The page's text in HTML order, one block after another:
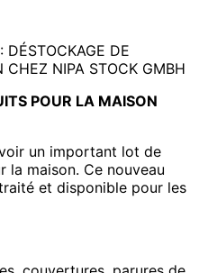
POUR LA MAISON
un important lot de
la maison. Ce nouveau
et disponible pour les